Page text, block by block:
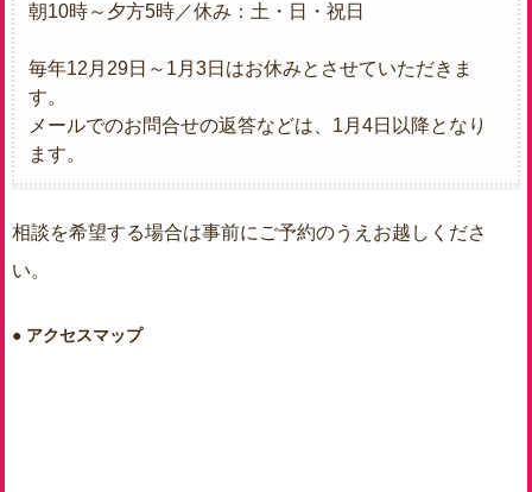
朝10時～夕方5時／休み：土・日・祝日
毎年12月29日～1月3日はお休みとさせていただきま
す。
メールでのお問合せの返答などは、1月4日以降となり
ます。
相談を希望する場合は事前にご予約のうえお越しくださ
い。
アクセスマップ